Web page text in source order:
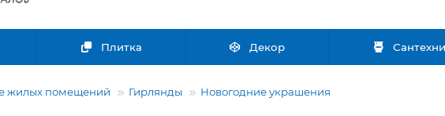
Плитка Декор
жилых помещений Гирлянды Новогодние украшения